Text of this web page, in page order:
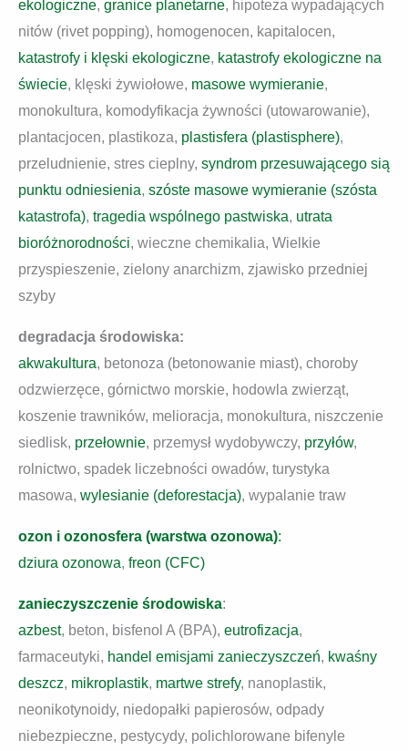
ekologiczne, granice planetarne, hipoteza wypadających
nitów (rivet popping), homogenocen, kapitalocen,
katastrofy i klęski ekologiczne, katastrofy ekologiczne na
świecie, klęski żywiołowe, masowe wymieranie,
monokultura, komodyfikacja żywności (utowarowanie),
plantacjocen, plastikoza, plastisfera (plastisphere),
przeludnienie, stres cieplny, syndrom przesuwającego sią
punktu odniesienia, szóste masowe wymieranie (szósta
katastrofa), tragedia wspólnego pastwiska, utrata
bioróżnorodności, wieczne chemikalia, Wielkie
przyspieszenie, zielony anarchizm, zjawisko przedniej
szyby
degradacja środowiska:
akwakultura, betonoza (betonowanie miast), choroby
odzwierzęce, górnictwo morskie, hodowla zwierząt,
koszenie trawników, melioracja, monokultura, niszczenie
siedlisk, przełownie, przemysł wydobywczy, przyłów,
rolnictwo, spadek liczebności owadów, turystyka
masowa, wylesianie (deforestacja), wypalanie traw
ozon i ozonosfera (warstwa ozonowa):
dziura ozonowa, freon (CFC)
zanieczyszczenie środowiska:
azbest, beton, bisfenol A (BPA), eutrofizacja,
farmaceutyki, handel emisjami zanieczyszczeń, kwaśny
deszcz, mikroplastik, martwe strefy, nanoplastik,
neonikotynoidy, niedopałki papierosów, odpady
niebezpieczne, pestycydy, polichlorowane bifenyle